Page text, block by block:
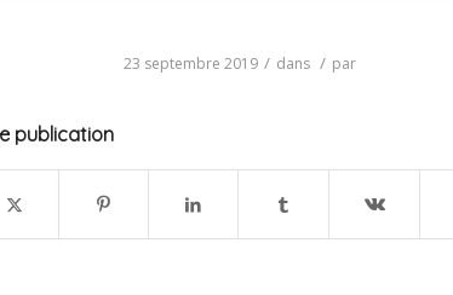
23 septembre 2019 / dans / par
publication